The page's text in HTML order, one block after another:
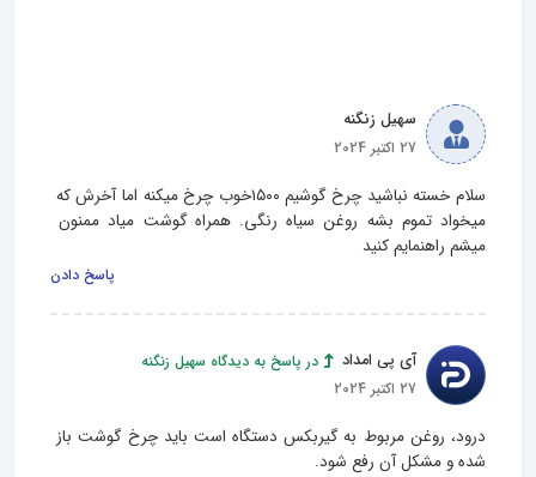
سهیل زنگنه
27 اکتبر 2024
سلام خسته نباشید چرخ گوشیم ۱۵۰۰خوب چرخ میکنه اما آخرش که
میخواد تموم بشه روغن سیاه رنگی. همراه گوشت میاد ممنون
میشم راهنمایم کنید
پاسخ دادن
آی پی امداد
در پاسخ به دیدگاه سهیل زنگنه
27 اکتبر 2024
درود، روغن مربوط به گیربکس دستگاه است باید چرخ گوشت باز
شده و مشکل آن رفع شود.